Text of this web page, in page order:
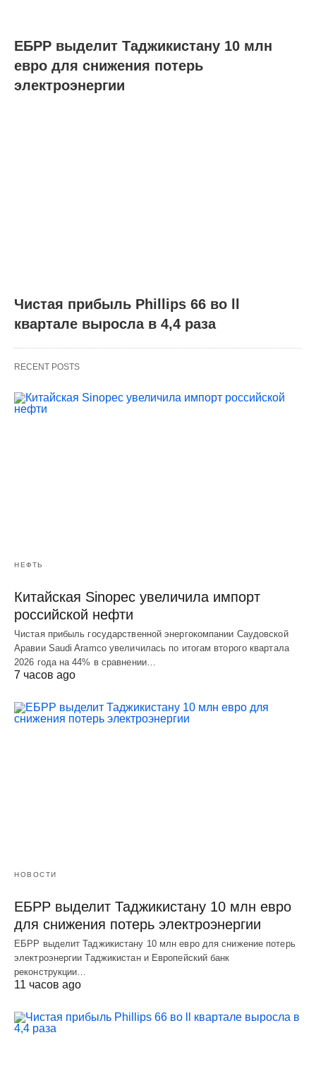
ЕБРР выделит Таджикистану 10 млн
евро для снижения потерь
электроэнергии
Чистая прибыль Phillips 66 во ll
квартале выросла в 4,4 раза
RECENT POSTS
НЕФТЬ
Китайская Sinopec увеличила импорт
российской нефти
Чистая прибыль государственной энергокомпании Саудовской
Аравии Saudi Aramco увеличилась по итогам второго квартала
2026 года на 44% в сравнении…
7 часов ago
НОВОСТИ
ЕБРР выделит Таджикистану 10 млн евро
для снижения потерь электроэнергии
ЕБРР выделит Таджикистану 10 млн евро для снижение потерь
электроэнергии Таджикистан и Европейский банк
реконструкции…
11 часов ago